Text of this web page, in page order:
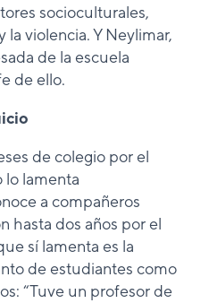
socioculturales,
violencia. Y Neylimar,
de la escuela
de ello.
de colegio por el
lo lamenta
a compañeros
hasta dos años por el
sí lamenta es la
de estudiantes como
“Tuve un profesor de